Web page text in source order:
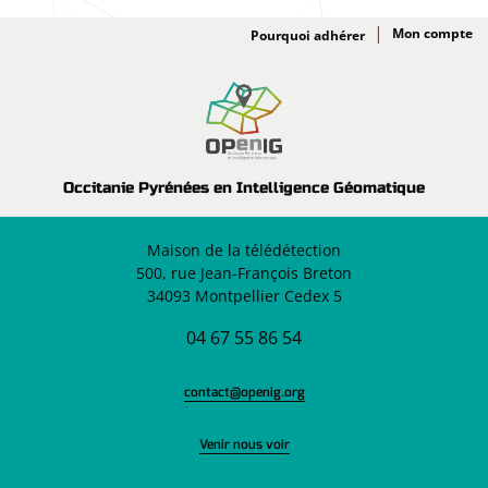
Occitanie Pyrénées en Intelligence Géomatique
Adhésion
Pourquoi adhérer
Maison de la télédétection
500, rue Jean-François Breton
34093 Montpellier Cedex 5
04 67 55 86 54
contact@openig.org
Venir nous voir